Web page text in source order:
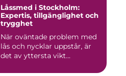
Låssmed i Stockholm:
Expertis, tillgänglighet och
trygghet
När oväntade problem med
lås och nycklar uppstår, är
det av yttersta vikt...